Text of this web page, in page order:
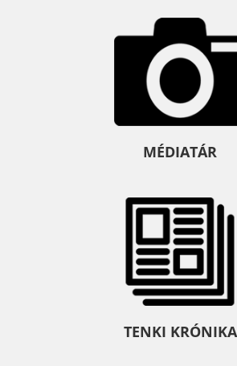
MÉDIATÁR
TENKI KRÓNIKA